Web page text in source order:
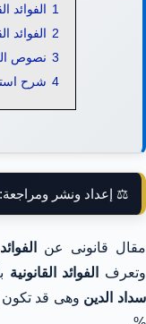
1 الفوائد
2 الفوائد
3 نصوص
4 شرح
⚖️ إعداد ونشر ومراجعة:
مقال قانونى عن
وتعرف
الفوائد القانونية
سداد الدين وهى قد تكون